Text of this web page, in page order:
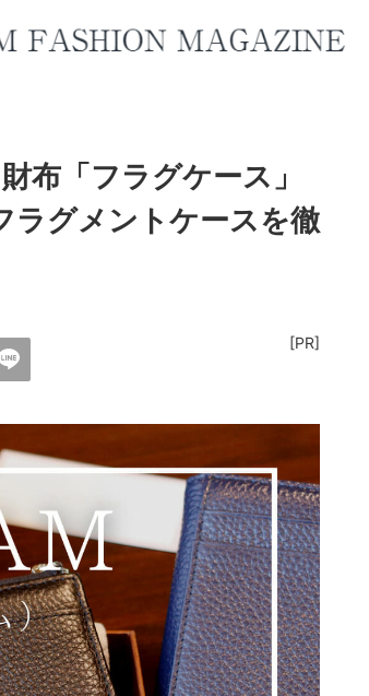
布「フラグケース」
ラグメントケースを徹
[PR]